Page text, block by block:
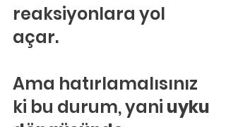
reaksiyonlara yol
açar.
Ama hatırlamalısınız
ki bu durum, yani uyku